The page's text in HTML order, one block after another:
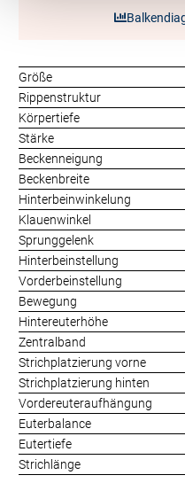
Größe
Rippenstruktur
Körpertiefe
Stärke
Beckenneigung
Beckenbreite
Hinterbeinwinkelung
Klauenwinkel
Sprunggelenk
Hinterbeinstellung
Vorderbeinstellung
Bewegung
Hintereuterhöhe
Zentralband
Strichplatzierung vorne
Strichplatzierung hinten
Vordereuteraufhängung
Euterbalance
Eutertiefe
Strichlänge